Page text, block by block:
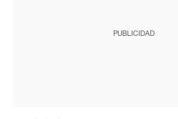
PUBLICIDAD